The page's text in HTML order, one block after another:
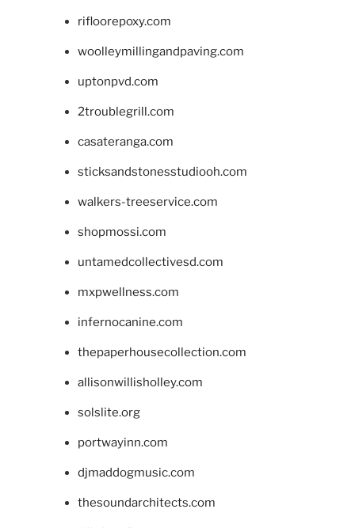
rifloorepoxy.com
woolleymillingandpaving.com
uptonpvd.com
2troublegrill.com
casateranga.com
sticksandstonesstudiooh.com
walkers-treeservice.com
shopmossi.com
untamedcollectivesd.com
mxpwellness.com
infernocanine.com
thepaperhousecollection.com
allisonwillisholley.com
solslite.org
portwayinn.com
djmaddogmusic.com
thesoundarchitects.com